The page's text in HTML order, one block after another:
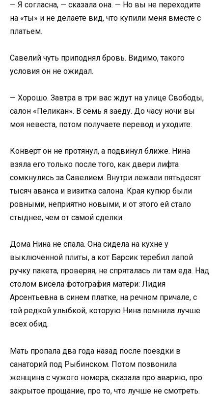
— Я согласна, — сказала она. — Но вы не переходите
на «ты» и не делаете вид, что купили меня вместе с
платьем.
Савелий чуть приподнял бровь. Видимо, такого
условия он не ожидал.
— Хорошо. Завтра в три вас ждут на улице Свободы,
салон «Пеликан». В семь я заеду. До часу ночи вы
моя невеста, потом получаете перевод и уходите.
Конверт он не протянул, а подвинул ближе. Нина
взяла его только после того, как двери лифта
сомкнулись за Савелием. Внутри лежали пятьдесят
тысяч аванса и визитка салона. Края купюр были
ровными, неприятно новыми, и от этого ей стало
стыднее, чем от самой сделки.
Дома Нина не спала. Она сидела на кухне у
выключенной плиты, а кот Барсик теребил лапой
ручку пакета, проверяя, не спряталась ли там еда. Над
столом висела фотография матери: Лидия
Арсентьевна в синем платке, на речном причале, с
той редкой улыбкой, которую Нина помнила лучше
всех обид.
Мать пропала два года назад после поездки в
санаторий под Рыбинском. Потом позвонила
женщина с чужого номера, сказала про аварию, про
закрытое прощание, про то, что лучше не смотреть.